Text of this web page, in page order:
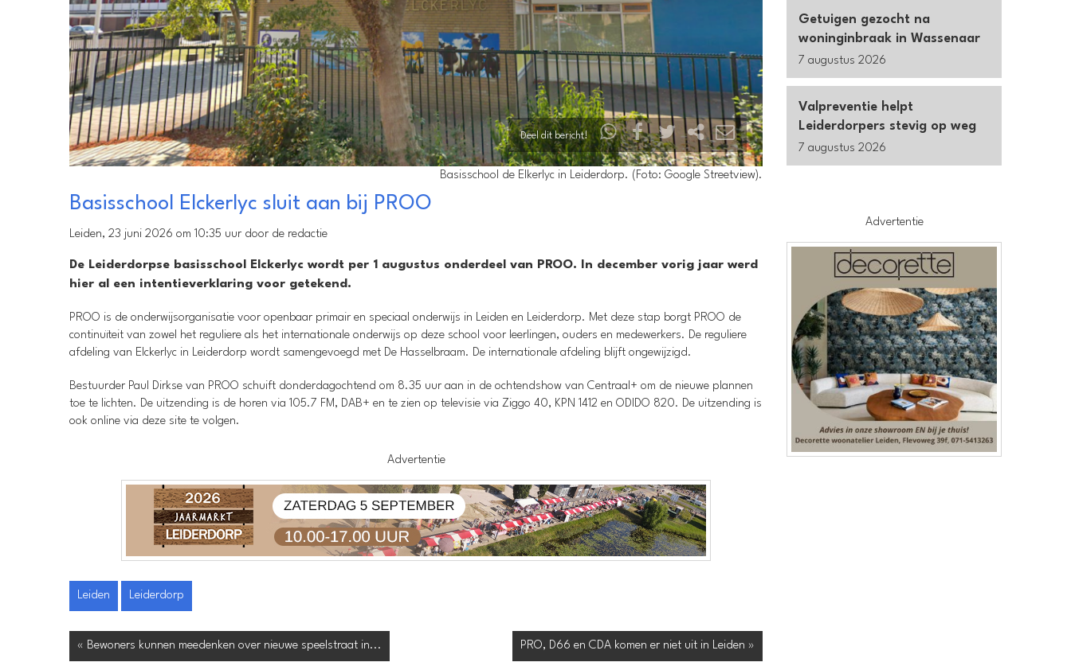
Deel dit bericht!
Basisschool de Elkerlyc in Leiderdorp. (Foto: Google Streetview).
Basisschool Elckerlyc sluit aan bij PROO
Leiden, 23 juni 2026 om 10:35 uur door de redactie
De Leiderdorpse basisschool Elckerlyc wordt per 1 augustus onderdeel van PROO. In december vorig jaar werd
hier al een intentieverklaring voor getekend.
PROO is de onderwijsorganisatie voor openbaar primair en speciaal onderwijs in Leiden en Leiderdorp. Met deze stap borgt PROO de
continuïteit van zowel het reguliere als het internationale onderwijs op deze school voor leerlingen, ouders en medewerkers. De reguliere
afdeling van Elckerlyc in Leiderdorp wordt samengevoegd met De Hasselbraam. De internationale afdeling blijft ongewijzigd.
Bestuurder Paul Dirkse van PROO schuift donderdagochtend om 8.35 uur aan in de ochtendshow van Centraal+ om de nieuwe plannen
toe te lichten. De uitzending is de horen via 105.7 FM, DAB+ en te zien op televisie via Ziggo 40, KPN 1412 en ODIDO 820. De uitzending is
ook online via deze site te volgen.
Advertentie
Leiden Leiderdorp
« Bewoners kunnen meedenken over nieuwe speelstraat in... PRO, D66 en CDA komen er niet uit in Leiden »
Getuigen gezocht na
woninginbraak in Wassenaar
7 augustus 2026
Valpreventie helpt
Leiderdorpers stevig op weg
7 augustus 2026
Advertentie